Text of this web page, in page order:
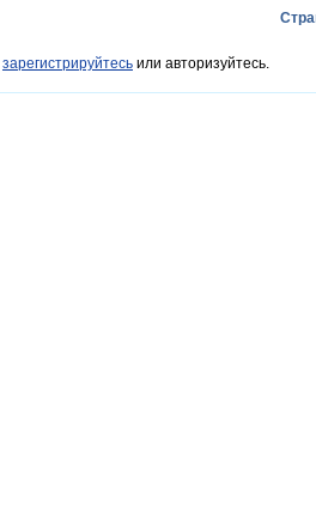
зарегистрируйтесь или авторизуйтесь.